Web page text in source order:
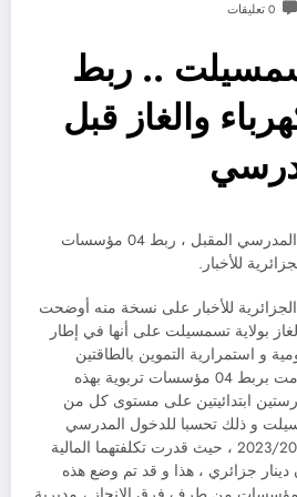
0 تعليقات
.. ربط
والغاز قبل
تسمسيلت: تحسبا للدخول المدرسي المقبل ، ربط 04 مؤسسات
للأخبار.
للأخبار على نسخة منه أوضحت
بولاية تسمسيلت على أنها في إطار
و استمرارية التموين بالطاقتين
الكهربائية و الغازية ، قد قامت بربط 04 مؤسسات تربوية بهذه
ابتدائيتين على مستوى كل من
و ذلك تحسبا للدخول المدرسي
المقبل للموسم الجاري 2023/2022 ، حيث قدرت تكلفتهما المالية
بأكثر من 9 مليون دينار جزائري ، هذا و قد تم وضع هذه